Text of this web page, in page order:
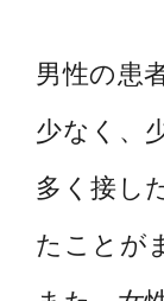
男性の患
少なく、
多く接し
たことが